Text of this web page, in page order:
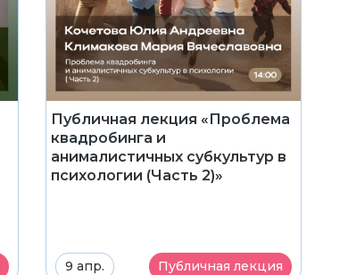
Публичная лекция «Проблема
квадробинга и
анималистичных субкультур в
психологии (Часть 2)»
9 апр. Публичная лекция